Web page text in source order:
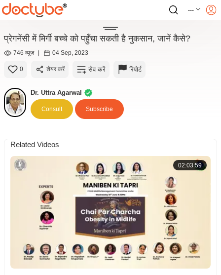
---
प्रेगनेंसी में मिर्गी बच्चे को पहुँचा सकती है नुकसान, जानें कैसे?
746 व्यूज़ | 04 Sep, 2023
0 शेयर करें सेव करें रिपोर्ट
Dr. Uttra Agarwal
Consult Subscribe
Related Videos
02:03:59